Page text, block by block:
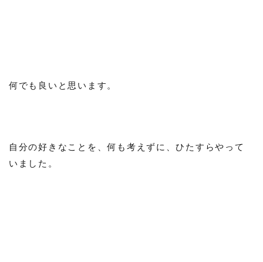
何でも良いと思います。
自分の好きなことを、何も考えずに、ひたすらやって
いました。